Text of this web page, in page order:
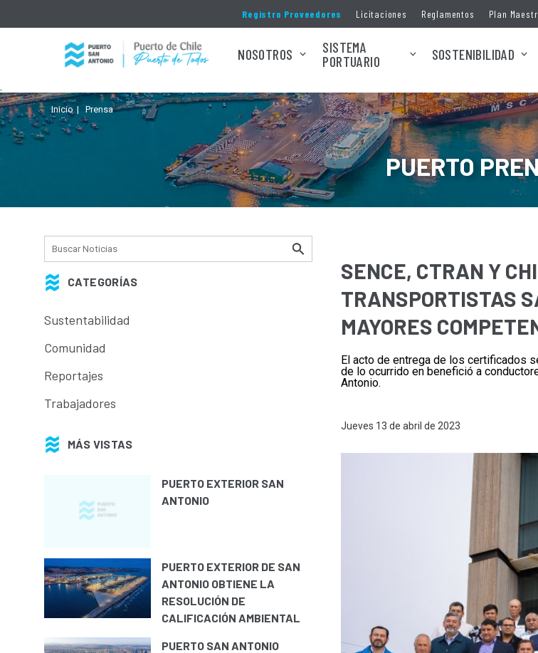
Registro Proveedores Licitaciones Reglamentos Plan
NOSOTROS
SISTEMA
PORTUARIO
SOSTENIBILIDAD
.
Inicio Prensa
PUERTO
CATEGORÍAS
Sustentabilidad
Comunidad
Reportajes
Trabajadores
MÁS VISTAS
PUERTO EXTERIOR SAN
ANTONIO
PUERTO EXTERIOR DE SAN
ANTONIO OBTIENE LA
RESOLUCIÓN DE
CALIFICACIÓN AMBIENTAL
PUERTO SAN ANTONIO
SENCE, CTRAN Y
TRANSPORTISTAS
MAYORES
El acto de entrega de los certificados
de lo ocurrido en benefició a
Antonio.
Jueves 13 de abril de 2023